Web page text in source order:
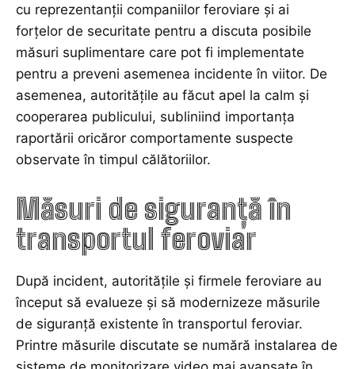
cu reprezentanții companiilor feroviare și ai
forțelor de securitate pentru a discuta posibile
măsuri suplimentare care pot fi implementate
pentru a preveni asemenea incidente în viitor. De
asemenea, autoritățile au făcut apel la calm și
cooperarea publicului, subliniind importanța
raportării oricăror comportamente suspecte
observate în timpul călătoriilor.
Măsuri de siguranță în
transportul feroviar
După incident, autoritățile și firmele feroviare au
început să evalueze și să modernizeze măsurile
de siguranță existente în transportul feroviar.
Printre măsurile discutate se numără instalarea de